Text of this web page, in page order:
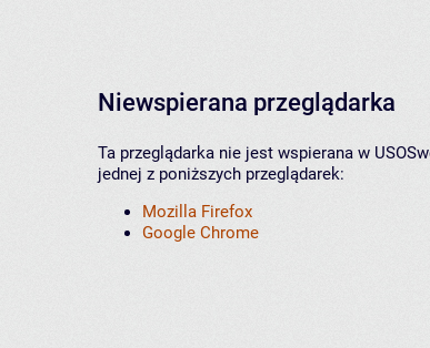
Niewspierana przeglądarka
Ta przeglądarka nie jest wspierana w
jednej z poniższych przeglądarek:
Mozilla Firefox
Google Chrome